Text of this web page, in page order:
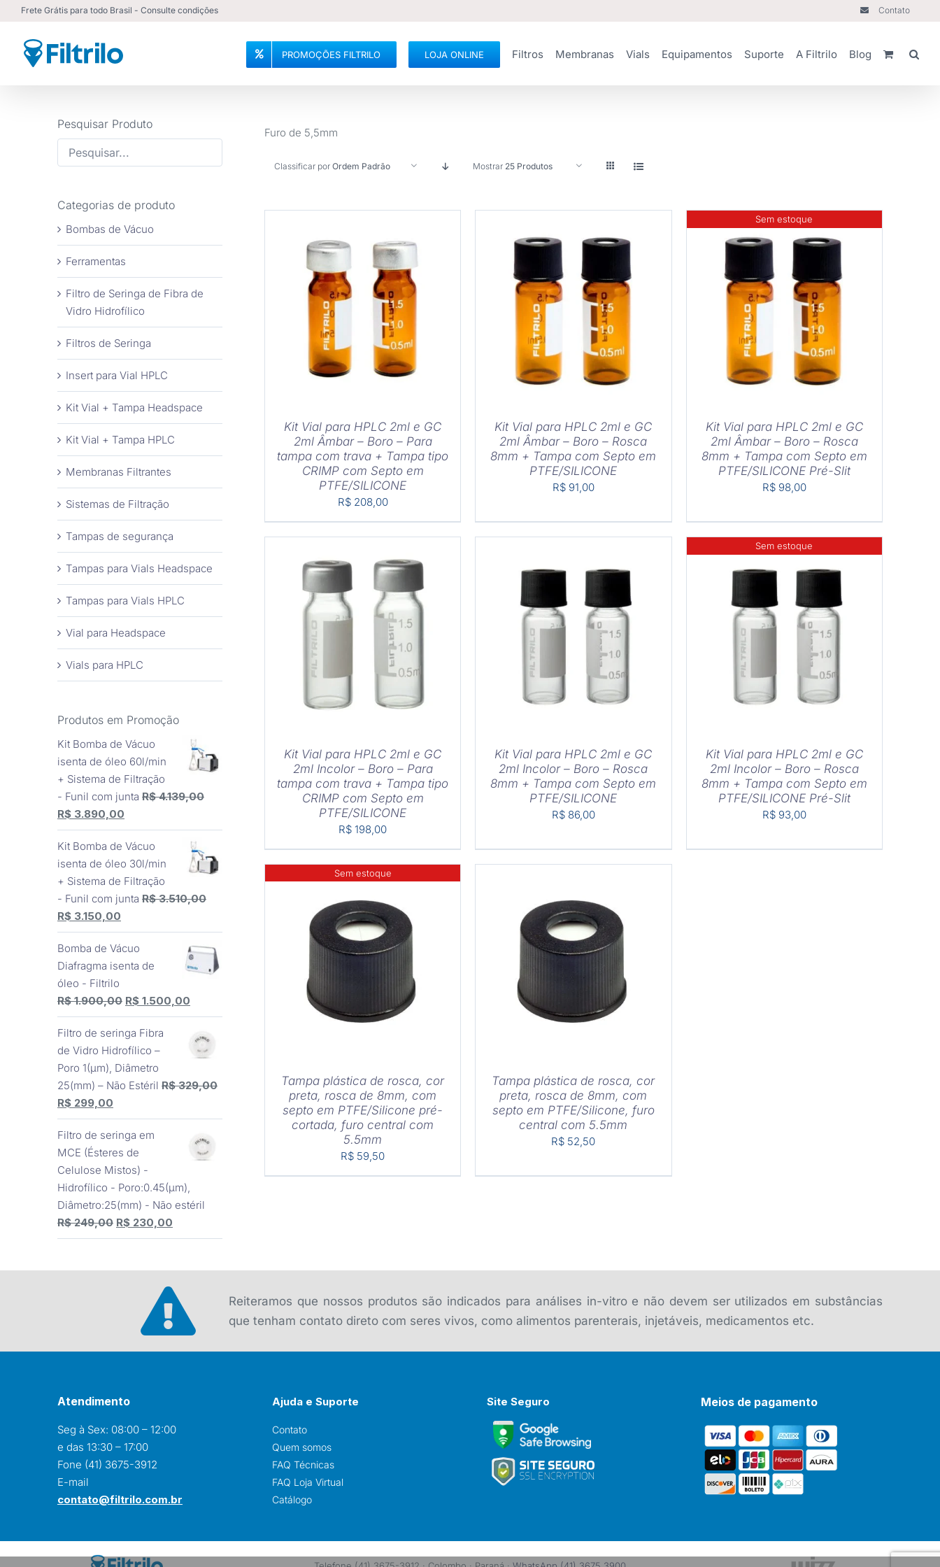
conteúdo
Frete Grátis para todo Brasil - Consulte condições Contato
PROMOÇÕES FILTRILO LOJA ONLINE Filtros Membranas Vials Equipamentos Suporte A Filtrilo Blog
Furo de 5,5mm
Classificar por Ordem Padrão Mostrar 25 Produtos
COMPRAR DETALHES
Kit Vial para HPLC 2ml e GC
2ml Âmbar – Boro – Para
tampa com trava + Tampa tipo
CRIMP com Septo em
PTFE/SILICONE
R$208,00
COMPRAR DETALHES
Kit Vial para HPLC 2ml e GC
2ml Âmbar – Boro – Rosca
8mm + Tampa com Septo em
PTFE/SILICONE
R$91,00
Sem estoque
DETALHES
Kit Vial para HPLC 2ml e GC
2ml Âmbar – Boro – Rosca
8mm + Tampa com Septo em
PTFE/SILICONE Pré-Slit
R$98,00
COMPRAR DETALHES
Kit Vial para HPLC 2ml e GC
2ml Incolor – Boro – Para
tampa com trava + Tampa tipo
CRIMP com Septo em
PTFE/SILICONE
R$ 198,00
COMPRAR DETALHES
Kit Vial para HPLC 2ml e GC
2ml Incolor – Boro – Rosca
8mm + Tampa com Septo em
PTFE/SILICONE
R$86,00
Sem estoque
DETALHES
Kit Vial para HPLC 2ml e GC
2ml Incolor – Boro – Rosca
8mm + Tampa com Septo em
PTFE/SILICONE Pré-Slit
R$93,00
Sem estoque
Tampa plástica de rosca, cor
preta, rosca de 8mm, com
septo em PTFE/Silicone pré-
cortada, furo central com
5.5mm
R$ 59,50
Tampa plástica de rosca, cor
preta, rosca de 8mm, com
septo em PTFE/Silicone, furo
central com 5.5mm
R$ 52,50
Pesquisar Produto
Categorias de produto
Bombas de Vácuo
Ferramentas
Filtro de Seringa de Fibra de
Vidro Hidrofílico
Filtros de Seringa
Insert para Vial HPLC
Kit Vial + Tampa Headspace
Kit Vial + Tampa HPLC
Membranas Filtrantes
Sistemas de Filtração
Tampas de segurança
Tampas para Vials Headspace
Tampas para Vials HPLC
Vial para Headspace
Vials para HPLC
Produtos em Promoção
Kit Bomba de Vácuo
isenta de óleo 60l/min
+ Sistema de Filtração
- Funil com junta R$4.139,00
O
preço
original
era:
R$ 4.139,00.
R$ 3.890,00
preço
atual
é:
R$ 3.890,00.
Kit Bomba de Vácuo
isenta de óleo 30l/min
+ Sistema de Filtração
- Funil com junta R$3.510,00
O
preço
original
era:
R$ 3.510,00.
R$ 3.150,00
preço
atual
é:
Bomba de Vácuo
Diafragma isenta de
óleo - Filtrilo
R$1.900,00 O
preço
original
era:
R$ 1.900,00.
R$ 1.500,00
preço
atual
é:
Filtro de seringa Fibra
de Vidro Hidrofílico –
Poro 1(μm), Diâmetro
25(mm) – Não Estéril R$329,00
O
preço
original
era:
R$ 329,00.
R$ 299,00
preço
atual
é:
R$ 299,00.
Filtro de seringa em
MCE (Ésteres de
Celulose Mistos) -
Hidrofílico - Poro:0.45(μm),
Diâmetro:25(mm) - Não estéril
R$249,00 O
preço
era:
R$ 249,00.
R$ 230,00
preço
é:
R$ 230,00.
Reiteramos que nossos produtos são indicados para análises in-vitro e não devem ser utilizados em substâncias
que tenham contato direto com seres vivos, como alimentos parenterais, injetáveis, medicamentos etc.
Atendimento
Seg à Sex: 08:00 – 12:00
e das 13:30 – 17:00
Fone (41) 3675-3912
E-mail
contato@filtrilo.com.br
Ajuda e Suporte
Contato
Quem somos
FAQ Técnicas
FAQ Loja Virtual
Catálogo
Site Seguro Meios de pagamento